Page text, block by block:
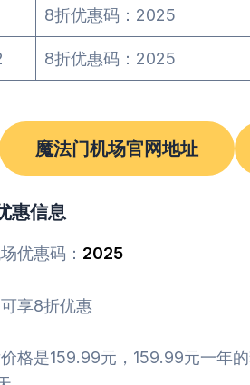
8折优惠码：2025
8折优惠码：2025
魔法门机场官网地址
惠信息
优惠码： 2025
享8折优惠
格是159.99元，159.99元一年